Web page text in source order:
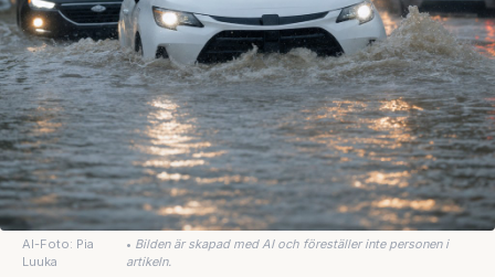
AI-Foto: Pia
Luuka
• Bilden är skapad med AI och föreställer inte personen i
artikeln.